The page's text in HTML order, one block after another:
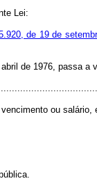
Lei:
de 19 de
de 1976, passa a
ou